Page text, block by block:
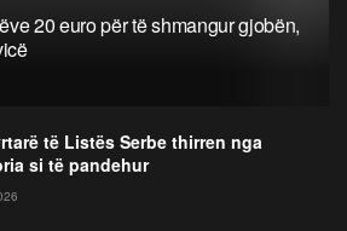
20 euro për të shmangur gjobën,
të Listës Serbe thirren nga
si të pandehur